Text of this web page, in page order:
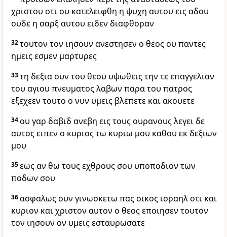
χριστου οτι ου κατελειφθη η ψυχη αυτου εις αδου
ουδε η σαρξ αυτου ειδεν διαφθοραν
32τουτον τον ιησουν ανεστησεν ο θεος ου παντες
ημεις εσμεν μαρτυρες
33τη δεξια ουν του θεου υψωθεις την τε επαγγελιαν
του αγιου πνευματος λαβων παρα του πατρος
εξεχεεν τουτο ο νυν υμεις βλεπετε και ακουετε
34ου γαρ δαβιδ ανεβη εις τους ουρανους λεγει δε
αυτος ειπεν ο κυριος τω κυριω μου καθου εκ δεξιων
μου
35εως αν θω τους εχθρους σου υποποδιον των
ποδων σου
36ασφαλως ουν γινωσκετω πας οικος ισραηλ οτι και
κυριον και χριστον αυτον ο θεος εποιησεν τουτον
τον ιησουν ον υμεις εσταυρωσατε